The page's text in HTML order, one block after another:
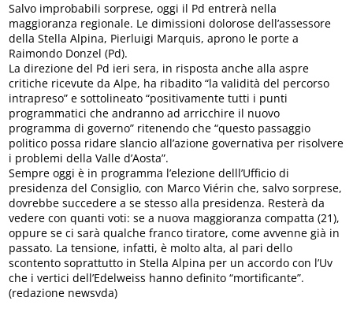
Salvo improbabili sorprese, oggi il Pd entrerà nella
maggioranza regionale. Le dimissioni dolorose dell’assessore
della Stella Alpina, Pierluigi Marquis, aprono le porte a
Raimondo Donzel (Pd).
La direzione del Pd ieri sera, in risposta anche alla aspre
critiche ricevute da Alpe, ha ribadito “la validità del percorso
intrapreso” e sottolineato “positivamente tutti i punti
programmatici che andranno ad arricchire il nuovo
programma di governo” ritenendo che “questo passaggio
politico possa ridare slancio all’azione governativa per risolvere
i problemi della Valle d’Aosta”.
Sempre oggi è in programma l’elezione delll’Ufficio di
presidenza del Consiglio, con Marco Viérin che, salvo sorprese,
dovrebbe succedere a se stesso alla presidenza. Resterà da
vedere con quanti voti: se a nuova maggioranza compatta (21),
oppure se ci sarà qualche franco tiratore, come avvenne già in
passato. La tensione, infatti, è molto alta, al pari dello
scontento soprattutto in Stella Alpina per un accordo con l’Uv
che i vertici dell’Edelweiss hanno definito “mortificante”.
(redazione newsvda)